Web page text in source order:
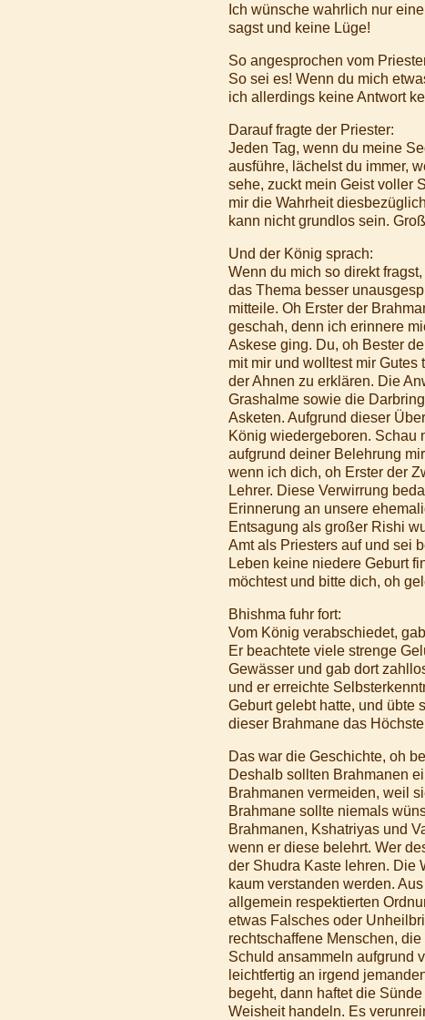
Ich wünsche wahrlich nur
sagst und keine Lüge!
So angesprochen vom
So sei es! Wenn du mich
ich allerdings keine Antwort
Darauf fragte der Priester:
Jeden Tag, wenn du meine
ausführe, lächelst du immer,
sehe, zuckt mein Geist voller
mir die Wahrheit
kann nicht grundlos sein.
Und der König sprach:
Wenn du mich so direkt
das Thema besser
mitteile. Oh Erster der
geschah, denn ich erinnere
Askese ging. Du, oh Bester
mit mir und wolltest mir
der Ahnen zu erklären. Die
Grashalme sowie die
Asketen. Aufgrund dieser
König wiedergeboren. Schau
aufgrund deiner Belehrung
wenn ich dich, oh Erster der
Lehrer. Diese Verwirrung
Erinnerung an unsere
Entsagung als großer Rishi
Amt als Priesters auf und sei
Leben keine niedere Geburt
möchtest und bitte dich, oh
Bhishma fuhr fort:
Vom König verabschiedet,
Er beachtete viele strenge
Gewässer und gab dort
und er erreichte
Geburt gelebt hatte, und übte
dieser Brahmane das
Das war die Geschichte, oh
Deshalb sollten Brahmanen
Brahmanen vermeiden, weil
Brahmane sollte niemals
Brahmanen, Kshatriyas und
wenn er diese belehrt. Wer
der Shudra Kaste lehren. Die
kaum verstanden werden.
allgemein respektierten
etwas Falsches oder
rechtschaffene Menschen,
Schuld ansammeln aufgrund
leichtfertig an irgend
begeht, dann haftet die
Weisheit handeln. Es